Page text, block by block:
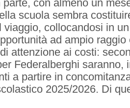
parte, con almeno un
scuola sembra
viaggio, collocandosi in
ad ampio raggio
attenzione ai costi:
Federalberghi saranno,
a partire in
2025/2026. Di